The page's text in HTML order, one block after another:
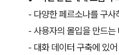
- 다양한 페르소나를 구
- 사용자의 몰입을 만드
- 대화 데이터 구축에 있